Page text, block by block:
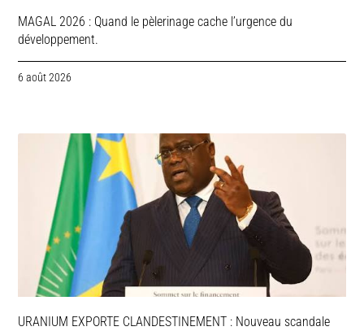
MAGAL 2026 : Quand le pèlerinage cache l’urgence du
développement.
6 août 2026
URANIUM EXPORTE CLANDESTINEMENT : Nouveau scandale